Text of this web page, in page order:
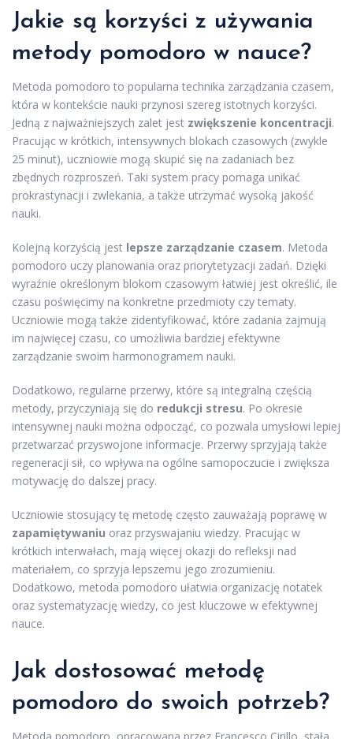
Jakie są korzyści z używania
metody pomodoro w nauce?
Metoda pomodoro to popularna technika zarządzania czasem,
która w kontekście nauki przynosi szereg istotnych korzyści.
Jedną z najważniejszych zalet jest zwiększenie koncentracji.
Pracując w krótkich, intensywnych blokach czasowych (zwykle
25 minut), uczniowie mogą skupić się na zadaniach bez
zbędnych rozproszeń. Taki system pracy pomaga unikać
prokrastynacji i zwlekania, a także utrzymać wysoką jakość
nauki.
Kolejną korzyścią jest lepsze zarządzanie czasem. Metoda
pomodoro uczy planowania oraz priorytetyzacji zadań. Dzięki
wyraźnie określonym blokom czasowym łatwiej jest określić, ile
czasu poświęcimy na konkretne przedmioty czy tematy.
Uczniowie mogą także zidentyfikować, które zadania zajmują
im najwięcej czasu, co umożliwia bardziej efektywne
zarządzanie swoim harmonogramem nauki.
Dodatkowo, regularne przerwy, które są integralną częścią
metody, przyczyniają się do redukcji stresu. Po okresie
intensywnej nauki można odpocząć, co pozwala umysłowi lepiej
przetwarzać przyswojone informacje. Przerwy sprzyjają także
regeneracji sił, co wpływa na ogólne samopoczucie i zwiększa
motywację do dalszej pracy.
Uczniowie stosujący tę metodę często zauważają poprawę w
zapamiętywaniu oraz przyswajaniu wiedzy. Pracując w
krótkich interwałach, mają więcej okazji do refleksji nad
materiałem, co sprzyja lepszemu jego zrozumieniu.
Dodatkowo, metoda pomodoro ułatwia organizację notatek
oraz systematyzację wiedzy, co jest kluczowe w efektywnej
nauce.
Jak dostosować metodę
pomodoro do swoich potrzeb?
Metoda pomodoro, opracowana przez Francesco Cirillo, stała